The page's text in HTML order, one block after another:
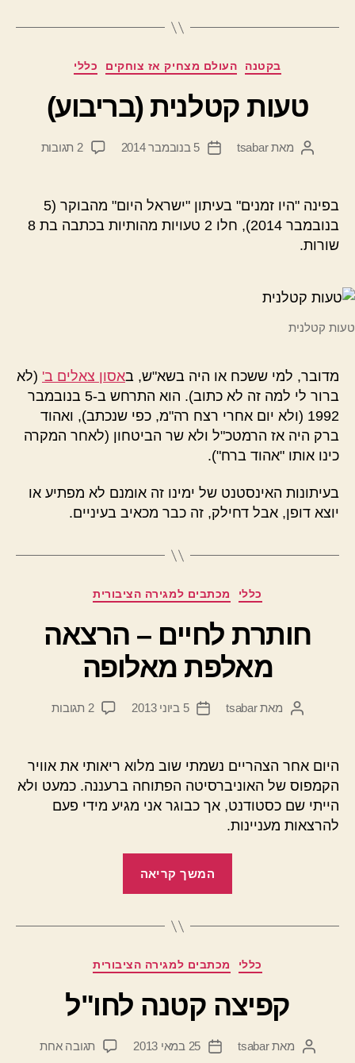
רק
קטגוריות
בקטנה העולם מצחיק אז צוחקים כללי
טעות קטלנית (בריבוע)
המחבר
מאתtsabar
תאריך
5 בנובמבר 2014 2 תגובות
על
בפינה "היו זמנים" בעיתון "ישראל היום" מהבוקר (5
בנובמבר 2014), חלו 2 טעויות מהותיות בכתבה בת 8
שורות.
טעות קטלנית
מדובר, למי ששכח או היה בשא"ש, באסון צאלים ב' (לא
ברור לי למה זה לא כתוב). הוא התרחש ב-5 בנובמבר
1992 (ולא יום אחרי רצח רה"מ, כפי שנכתב), ואהוד
ברק היה אז הרמטכ"ל ולא שר הביטחון (לאחר המקרה
כינו אותו "אהוד ברח").
בעיתונות האינסטנט של ימינו זה אומנם לא מפתיע או
יוצא דופן, אבל דחילק, זה כבר מכאיב בעיניים.
קטגוריות כללי מכתבים למגירה הציבורית
חותרת לחיים – הרצאה
מאלפת מאלופה
המחבר
מאתtsabar
תאריך
5 ביוני 2013 2 תגובות
על
–
הרצאה
מאלפת
היום אחר הצהריים נשמתי שוב מלוא ריאותי את אוויר
הקמפוס של האוניברסיטה הפתוחה ברעננה. כמעט ולא
הייתי שם כסטודנט, אך כבוגר אני מגיע מידי פעם
להרצאות מעניינות.
המשך קריאה
הרצאה
מאלופה"קטגוריות כללי מכתבים למגירה הציבורית
קפיצה קטנה לחו"ל
המחבר
מאתtsabar
תאריך
25 במאי 2013 תגובה אחתעל